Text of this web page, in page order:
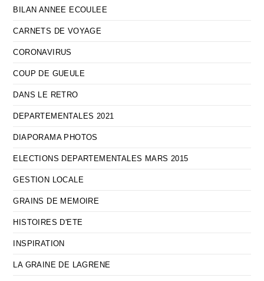
BILAN ANNEE ECOULEE
CARNETS DE VOYAGE
CORONAVIRUS
COUP DE GUEULE
DANS LE RETRO
DEPARTEMENTALES 2021
DIAPORAMA PHOTOS
ELECTIONS DEPARTEMENTALES MARS 2015
GESTION LOCALE
GRAINS DE MEMOIRE
HISTOIRES D'ETE
INSPIRATION
LA GRAINE DE LAGRENE